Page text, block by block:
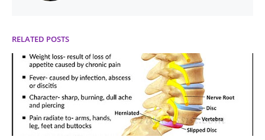
RELATED POSTS